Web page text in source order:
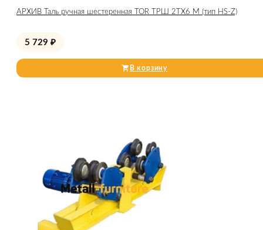
АРХИВ Таль ручная шестеренная TOR ТРШ 2ТХ6 М (тип HS-Z)
5 729 ₽
В корзину